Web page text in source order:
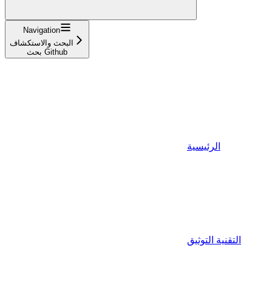
Navigation
البحث والاستكشاف
بحث Github
الرئيسية
التقنية التوثيق